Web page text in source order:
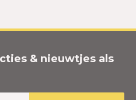
& nieuwtjes als